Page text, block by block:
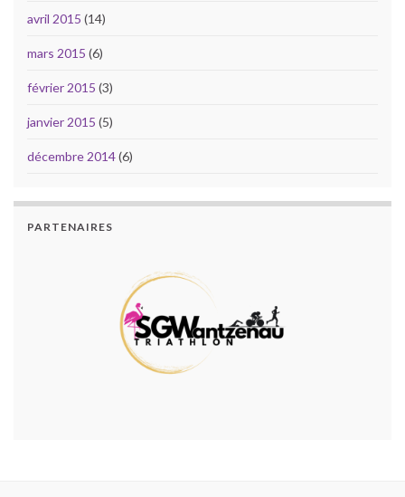
avril 2015 (14)
mars 2015 (6)
février 2015 (3)
janvier 2015 (5)
décembre 2014(6)
PARTENAIRES